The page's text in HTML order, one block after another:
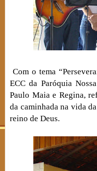
Com o tema
ECC da Paróquia
Paulo Maia e Regina,
da caminhada na vida
reino de Deus.